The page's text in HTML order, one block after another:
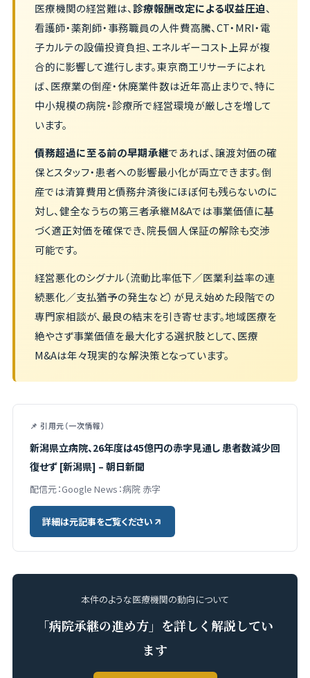
医療機関の経営難は、診療報酬改定による収益圧迫、
看護師・薬剤師・事務職員の人件費高騰、CT・MRI・電
子カルテの設備投資負担、エネルギーコスト上昇が複
合的に影響して進行します。東京商工リサーチによれ
ば、医療業の倒産・休廃業件数は近年高止まりで、特に
中小規模の病院・診療所で経営環境が厳しさを増して
います。
債務超過に至る前の早期承継であれば、譲渡対価の確
保とスタッフ・患者への影響最小化が両立できます。倒
産では清算費用と債務弁済後にほぼ何も残らないのに
対し、健全なうちの第三者承継M&Aでは事業価値に基
づく適正対価を確保でき、院長個人保証の解除も交渉
可能です。
経営悪化のシグナル（流動比率低下／医業利益率の連
続悪化／支払猶予の発生など）が見え始めた段階での
専門家相談が、最良の結末を引き寄せます。地域医療を
絶やさず事業価値を最大化する選択肢として、医療
M&Aは年々現実的な解決策となっています。
📌 引用元（一次情報）
新潟県立病院、26年度は45億円の赤字見通し 患者数減少回
復せず [新潟県] – 朝日新聞
配信元：Google News：病院 赤字
詳細は元記事をご覧ください
本件のような医療機関の動向について
「病院承継の進め方」を詳しく解説してい
ます